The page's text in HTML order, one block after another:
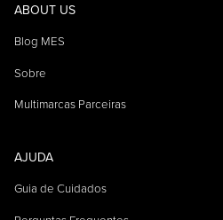
ABOUT US
Blog MES
Sobre
Multimarcas Parceiras
AJUDA
Guia de Cuidados